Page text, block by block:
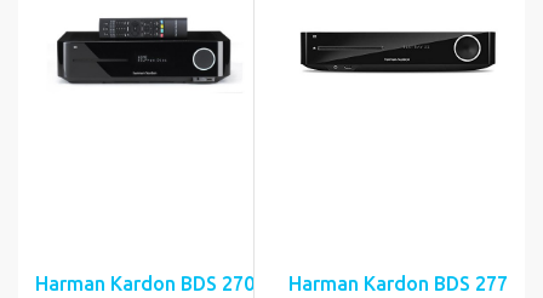
Harman Kardon BDS 270
Harman Kardon BDS 277